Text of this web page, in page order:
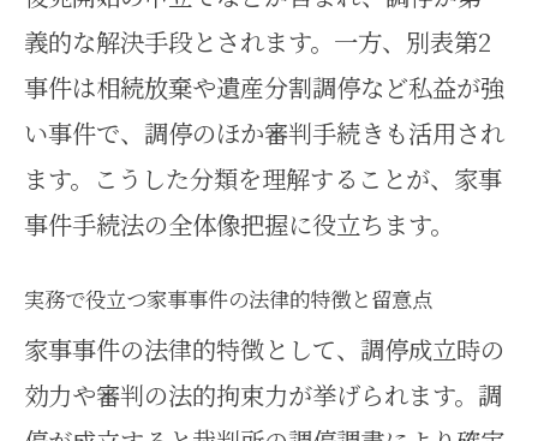
離婚など家事事件の正しい分類方法
家事事件手続法で離婚手続を正確
に分類する方法
家事事件の申立てで間違えやすい
分類の注意点
準を解説
家事事件手続法の分類を事例でや
さしく理解
義的な解決手段とされます。一方、別表第2
事件は相続放棄や遺産分割調停など私益が強
い事件で、調停のほか審判手続きも活用され
ます。こうした分類を理解することが、家事
事件手続法の全体像把握に役立ちます。
実務で役立つ家事事件の法律的特徴と留意点
家事事件の法律的特徴として、調停成立時の
効力や審判の法的拘束力が挙げられます。調